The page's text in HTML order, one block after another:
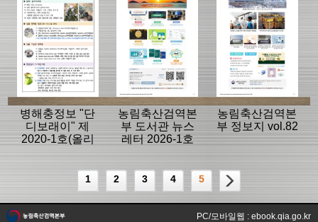
병해충정보 "단
디보래이" 제
2020-1호(올리
농림축산검역본
부 도서관 뉴스
레터 2026-1호
농림축산검역본
부 정보지 vol.82
1 2 3 4 5
PC/모바일웹 : ebook.qia.go.kr